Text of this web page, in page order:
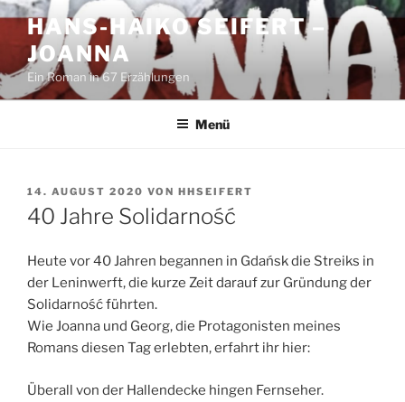
Zum
Inhalt
springen
HANS-HAIKO SEIFERT –
JOANNA
Ein Roman in 67 Erzählungen
Menü
VERÖFFENTLICHT
AM
14. AUGUST 2020 VON HHSEIFERT
40 Jahre Solidarność
Heute vor 40 Jahren begannen in Gdańsk die Streiks in
der Leninwerft, die kurze Zeit darauf zur Gründung der
Solidarność führten.
Wie Joanna und Georg, die Protagonisten meines
Romans diesen Tag erlebten, erfahrt ihr hier:
Überall von der Hallendecke hingen Fernseher.